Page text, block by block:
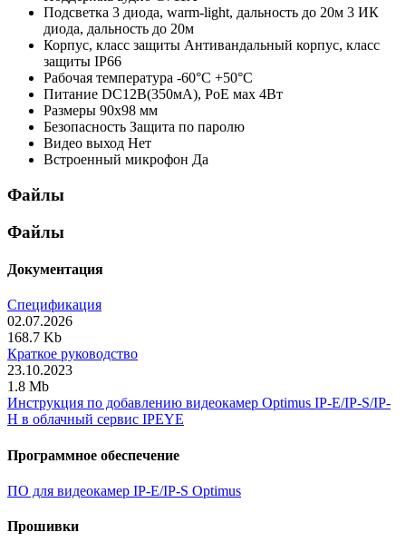
Подсветка 3 диода, warm-light, дальность до 20м 3 ИК
диода, дальность до 20м
Корпус, класс защиты Антивандальный корпус, класс
защиты IР66
Рабочая температура -60°C +50°C
Питание DC12В(350мА), PoE мах 4Вт
Размеры 90х98 мм
Безопасность Защита по паролю
Видео выход Нет
Встроенный микрофон Да
Файлы
Файлы
Документация
Спецификация
02.07.2026
168.7 Kb
Краткое руководство
23.10.2023
1.8 Mb
Инструкция по добавлению видеокамер Optimus IP-E/IP-S/IP-
H в облачный сервис IPEYE
Программное обеспечение
ПО для видеокамер IP-E/IP-S Optimus
Прошивки